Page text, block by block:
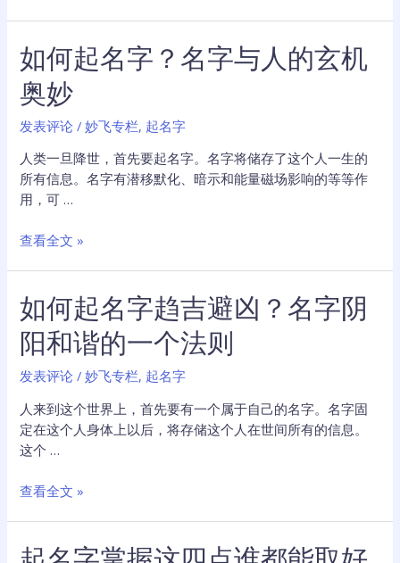
奇
的
灵
性
名
字
带
正
能
量？
名
字
坏
定
一
半
人
生
如何起名字？名字与人的玄机
奥妙
发表评论 /妙飞专栏, 起名字
人类一旦降世，首先要起名字。名字将储存了这个人一生的
所有信息。名字有潜移默化、暗示和能量磁场影响的等等作
用，可 …
如
名
字？
名
与
人
的
玄
奥
查看全文 »
如何起名字趋吉避凶？名字阴
阳和谐的一个法则
发表评论 /妙飞专栏, 起名字
人来到这个世界上，首先要有一个属于自己的名字。名字固
定在这个人身体上以后，将存储这个人在世间所有的信息。
这个 …
如
名
查看全文 »